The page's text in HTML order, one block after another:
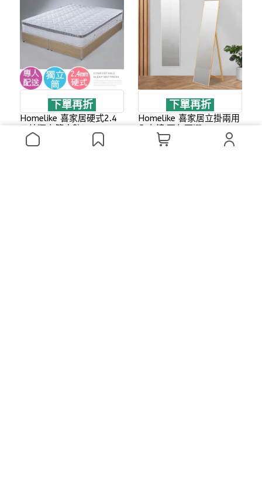
下單再折
Homelike 喜家居硬式2.4
三線獨立筒床墊(1668)
NT$12,499
下單再折
Homelike 喜家居立掛兩用
全身鏡(兩色可選)(2404)
NT$1,399